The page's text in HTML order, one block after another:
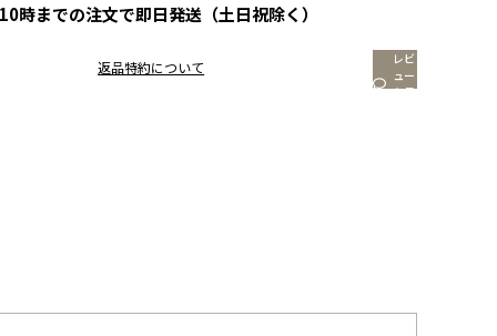
10時までの注文で即日発送（土日祝除く）
レビ
ュー
を見
返品特約について